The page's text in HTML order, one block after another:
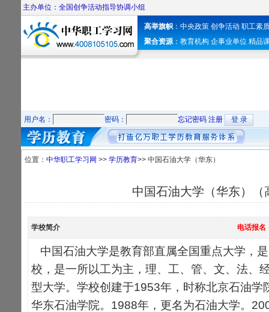
主办单位：全国创争活动指导协调小组
高举旗帜 ： 中央政策 创争活动 职工素
聚合资源： 教育机构 企事业单位 精品
用户名： 密码： 忘记密码 注册
位置： 中华职工学习网 >> 学历教育>> 中国石油大学（华东）
中国石油大学（华东）（
学校简介 电话报名
中国石油大学是教育部直属全国重点大学，
校，是一所以工为主，理、工、管、文、法、
型大学。学校创建于1953年，时称北京石油学
华东石油学院。1988年，更名为石油大学。